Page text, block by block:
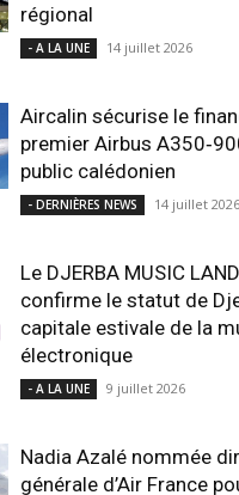
régional
- A LA UNE 14 juillet 2026
Aircalin sécurise le
premier Airbus
public calédonien
- DERNIÈRES NEWS 14 juillet 2026
Le DJERBA MUSIC
confirme le statut de
capitale estivale de la
électronique
- A LA UNE 9 juillet 2026
Nadia Azalé nommée
générale d’Air France